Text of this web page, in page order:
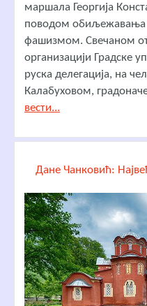
маршала Георгија
поводом обиљежавања
фашизмом. Свечаном
организацији Градске
руска делегација, на
Калабуховом,
вести...
Дане Чанковић: